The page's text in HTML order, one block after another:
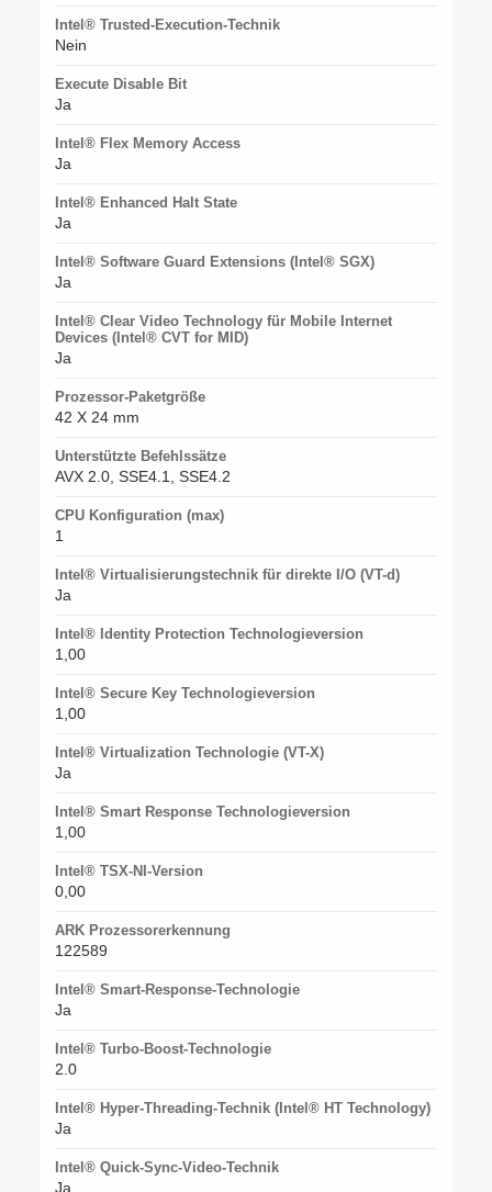
Intel® Trusted-Execution-Technik
Nein
Execute Disable Bit
Ja
Intel® Flex Memory Access
Ja
Intel® Enhanced Halt State
Ja
Intel® Software Guard Extensions (Intel® SGX)
Ja
Intel® Clear Video Technology für Mobile Internet
Devices (Intel® CVT for MID)
Ja
Prozessor-Paketgröße
42 X 24 mm
Unterstützte Befehlssätze
AVX 2.0, SSE4.1, SSE4.2
CPU Konfiguration (max)
1
Intel® Virtualisierungstechnik für direkte I/O (VT-d)
Ja
Intel® Identity Protection Technologieversion
1,00
Intel® Secure Key Technologieversion
1,00
Intel® Virtualization Technologie (VT-X)
Ja
Intel® Smart Response Technologieversion
1,00
Intel® TSX-NI-Version
0,00
ARK Prozessorerkennung
122589
Intel® Smart-Response-Technologie
Ja
Intel® Turbo-Boost-Technologie
2.0
Intel® Hyper-Threading-Technik (Intel® HT Technology)
Ja
Intel® Quick-Sync-Video-Technik
Ja